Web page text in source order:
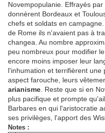
Novempopulanie. Effrayés
donnèrent Bordeaux et
chefs et soldats en
de Rome ils n'avaient pas à
changea. Au nombre
peu nombreux pour modifier
encore moins imposer leur
l'inhumation et terrifièrent
aspect farouche, leurs
arianisme. Reste que si en
plus pacifique et prompte
Barbares en qui l'aristocratie
ses privilèges, l'apport des
Notes :